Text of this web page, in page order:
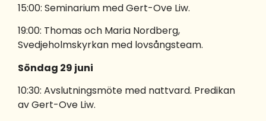
15:00: Seminarium med Gert-Ove Liw.
19:00: Thomas och Maria Nordberg,
Svedjeholmskyrkan med lovsångsteam.
Söndag 29 juni
10:30: Avslutningsmöte med nattvard. Predikan
av Gert-Ove Liw.